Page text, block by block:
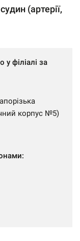
(артерії,
у філіалі за
корпус №5)